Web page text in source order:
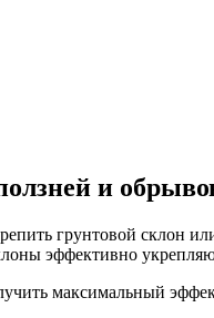
и
грунтовой склон
эффективно
максимальный